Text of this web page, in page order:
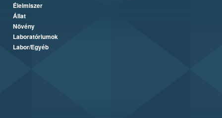
Élelmiszer
Állat
Növény
Laboratóriumok
Labor/Egyéb